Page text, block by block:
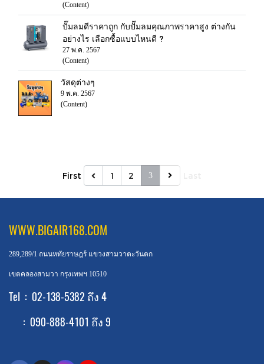
(Content)
ปั๊มลมดีราคาถูก กับปั๊มลมคุณภาพราคาสูง ต่างกัน
อย่างไร เลือกซื้อแบบไหนดี ?
27 พ.ค. 2567
(Content)
วัสดุต่างๆ
9 พ.ค. 2567
(Content)
First 1 2 3
WWW.BIGAIR168.COM
289,289/1 ถนนหทัยราษฎร์ แขวงสามวาตะวันตก
เขตคลองสามวา กรุงเทพฯ 10510
Tel : 02-138-5382 ถึง 4
: 090-888-4101 ถึง 9